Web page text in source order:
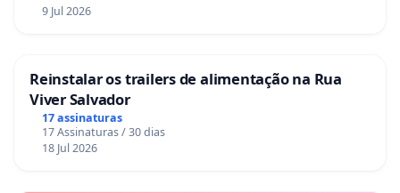
9 Jul 2026
Reinstalar os trailers de alimentação na Rua
Viver Salvador
17 assinaturas
17 Assinaturas / 30 dias
18 Jul 2026